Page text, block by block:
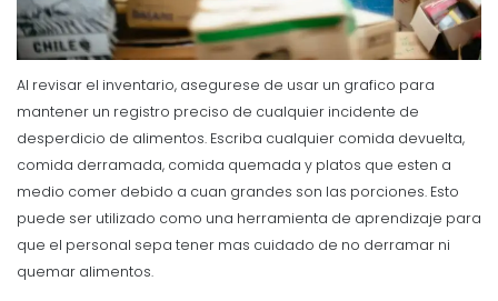
Al revisar el inventario, asegurese de usar un grafico para
mantener un registro preciso de cualquier incidente de
desperdicio de alimentos. Escriba cualquier comida devuelta,
comida derramada, comida quemada y platos que esten a
medio comer debido a cuan grandes son las porciones. Esto
puede ser utilizado como una herramienta de aprendizaje para
que el personal sepa tener mas cuidado de no derramar ni
quemar alimentos.